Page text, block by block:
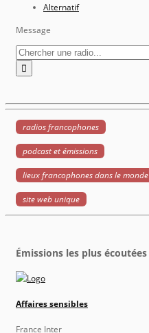
Alternatif
Message
radios francophones
podcast et émissions
lieux francophones dans le monde
site web unique
Émissions les plus écoutées
Affaires sensibles
France Inter